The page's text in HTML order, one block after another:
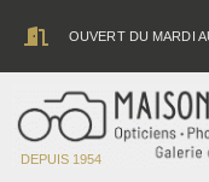
principalOUVERT DU MARDI
DEPUIS 1954